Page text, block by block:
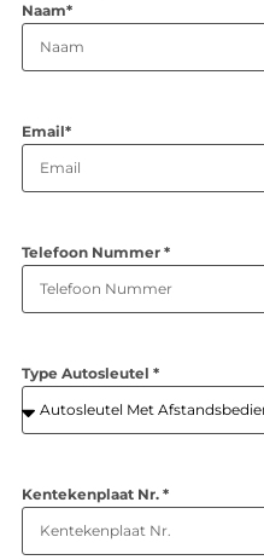
Naam*
Email*
Telefoon Nummer *
Type Autosleutel *
Kentekenplaat Nr. *